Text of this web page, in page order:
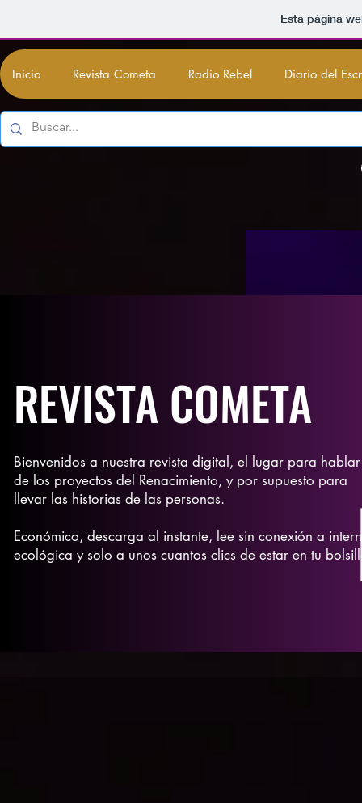
Esta página
Inicio Revista Cometa Radio Rebel Diario del
REVISTA COMETA
Bienvenidos a nuestra revista digital, el lugar para hablar
de los proyectos del Renacimiento, y por supuesto para
llevar las historias de las personas.
Económico, descarga al instante, lee sin conexión a
ecológica y solo a unos cuantos clics de estar en tu